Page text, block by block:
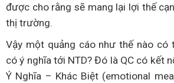
được cho rằng sẽ mang lại lợi thế
thị trường.
Vậy một quảng cáo như thế nào có
có ý nghĩa tới NTD? Đó là QC có kết
Ý Nghĩa – Khác Biệt (emotional